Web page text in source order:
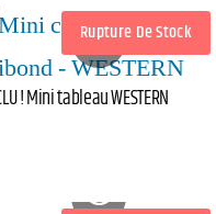
Rupture De Stock
! Mini tableau WESTERN